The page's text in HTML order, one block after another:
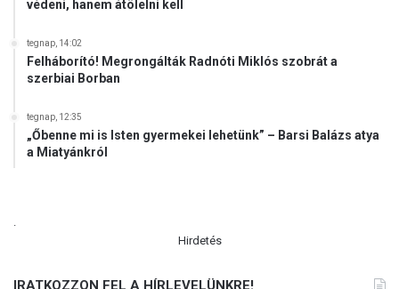
védeni, hanem átölelni kell
tegnap, 14:02
Felháborító! Megrongálták Radnóti Miklós szobrát a
szerbiai Borban
tegnap, 12:35
„Őbenne mi is Isten gyermekei lehetünk” – Barsi Balázs atya
a Miatyánkról
Hirdetés
IRATKOZZON FEL A HÍRLEVELÜNKRE!